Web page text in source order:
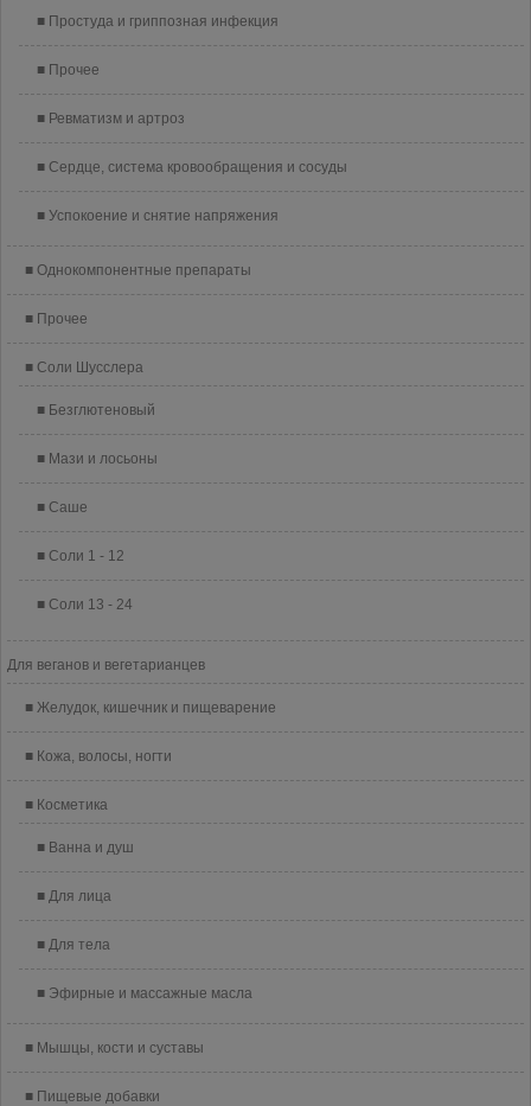
Простуда и гриппозная инфекция
Прочее
Ревматизм и артроз
Сердце, система кровообращения и сосуды
Успокоение и снятие напряжения
Однокомпонентные препараты
Прочее
Соли Шусслера
Безглютеновый
Мази и лосьоны
Саше
Соли 1 - 12
Соли 13 - 24
Для веганов и вегетарианцев
Желудок, кишечник и пищеварение
Кожа, волосы, ногти
Косметика
Ванна и душ
Для лица
Для тела
Эфирные и массажные масла
Мышцы, кости и суставы
Пищевые добавки